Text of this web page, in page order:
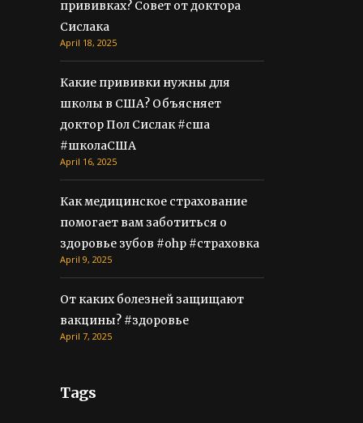
прививках? Совет от доктора
Сислака
April 18, 2025
Какие прививки нужны для
школы в США? Объясняет
доктор Пол Сислак #сша
#школаСША
April 16, 2025
Как медицинское страхование
помогает вам заботиться о
здоровье зубов #ohp #страховка
April 9, 2025
От каких болезней защищают
вакцины? #здоровье
April 7, 2025
Tags